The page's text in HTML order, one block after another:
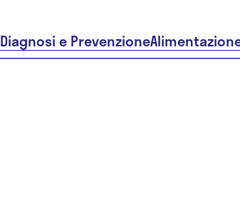
Diagnosi e Prevenzione